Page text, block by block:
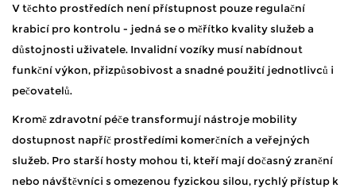
V těchto prostředích není přístupnost pouze regulační
krabicí pro kontrolu - jedná se o měřítko kvality služeb a
důstojnosti uživatele. Invalidní vozíky musí nabídnout
funkční výkon, přizpůsobivost a snadné použití jednotlivců i
pečovatelů.
Kromě zdravotní péče transformují nástroje mobility
dostupnost napříč prostředími komerčních a veřejných
služeb. Pro starší hosty mohou ti, kteří mají dočasný zranění
nebo návštěvníci s omezenou fyzickou silou, rychlý přístup k